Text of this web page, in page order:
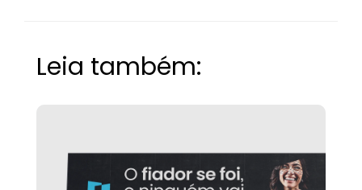
Leia também: